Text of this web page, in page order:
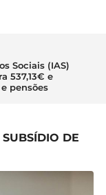
Sociais (IAS)
537,13€ e
pensões
DE